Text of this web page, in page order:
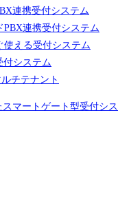
連携受付システム
連携受付システム
使える受付システム
付システム
チテナント